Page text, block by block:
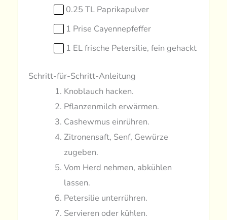
0.25 TL Paprikapulver
1 Prise Cayennepfeffer
1 EL frische Petersilie, fein gehackt
Schritt-für-Schritt-Anleitung
Knoblauch hacken.
Pflanzenmilch erwärmen.
Cashewmus einrühren.
Zitronensaft, Senf, Gewürze
zugeben.
Vom Herd nehmen, abkühlen
lassen.
Petersilie unterrühren.
Servieren oder kühlen.